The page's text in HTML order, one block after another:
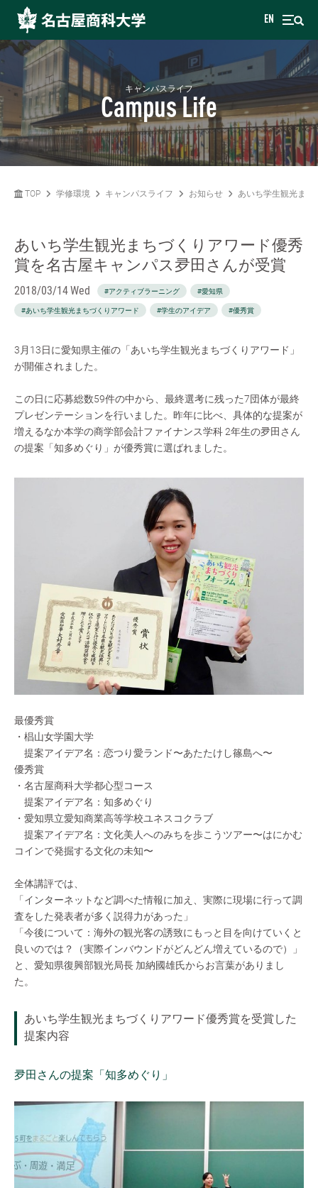
EN
キャンパスライフ
Campus Life
TOP 学修環境 キャンパスライフ お知らせ あいち学生観光まち
あいち学生観光まちづくりアワード優秀
賞を名古屋キャンパス夛田さんが受賞
2018/03/14 Wed #アクティブラーニング #愛知県
#あいち学生観光まちづくりアワード #学生のアイデア #優秀賞
3月13日に愛知県主催の「あいち学生観光まちづくりアワード」
が開催されました。
この日に応募総数59件の中から、最終選考に残った7団体が最終
プレゼンテーションを行いました。昨年に比べ、具体的な提案が
増えるなか本学の商学部会計ファイナンス学科 2年生の夛田さん
の提案「知多めぐり」が優秀賞に選ばれました。
最優秀賞
・椙山女学園大学
提案アイデア名：恋つり愛ランド〜あたたけし篠島へ〜
優秀賞
・名古屋商科大学都心型コース
提案アイデア名：知多めぐり
・愛知県立愛知商業高等学校ユネスコクラブ
提案アイデア名：文化美人へのみちを歩こうツアー〜はにかむ
コインで発掘する文化の未知〜
全体講評では、
「インターネットなど調べた情報に加え、実際に現場に行って調
査をした発表者が多く説得力があった」
「今後について：海外の観光客の誘致にもっと目を向けていくと
良いのでは？（実際インバウンドがどんどん増えているので）」
と、愛知県復興部観光局長 加納國雄氏からお言葉がありまし
た。
あいち学生観光まちづくりアワード優秀賞を受賞した
提案内容
夛田さんの提案「知多めぐり」